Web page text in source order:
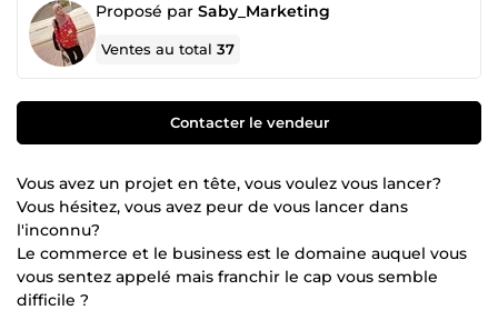
Proposé par Saby_Marketing
Ventes au total37
Contacter le vendeur
Vous avez un projet en tête, vous voulez vous lancer?
Vous hésitez, vous avez peur de vous lancer dans
l'inconnu?
Le commerce et le business est le domaine auquel vous
vous sentez appelé mais franchir le cap vous semble
difficile ?